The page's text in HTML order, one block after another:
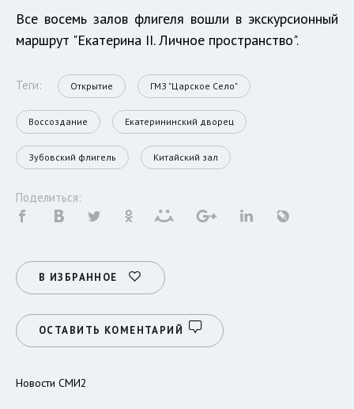
Все восемь залов флигеля вошли в экскурсионный
маршрут "Екатерина II. Личное пространство".
Теги: Открытие ГМЗ "Царское Село"
Воссоздание Екатерининский дворец
Зубовский флигель Китайский зал
Поделиться:
В ИЗБРАННОЕ
ОСТАВИТЬ КОМЕНТАРИЙ
Новости СМИ2